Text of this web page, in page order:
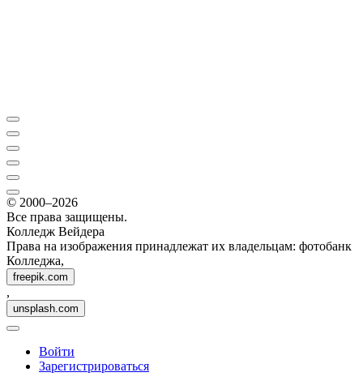
© 2000–2026
Все права защищены.
Колледж Вейдера
Права на изображения принадлежат их владельцам: фотобанк
Колледжа,
freepik.com
,
unsplash.com
Войти
Зарегистрироваться